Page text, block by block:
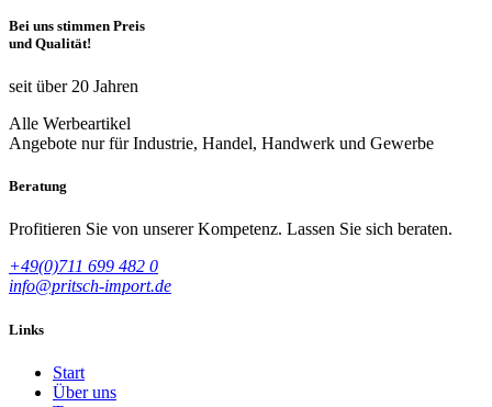
Bei uns stimmen Preis
und Qualität!
seit über 20 Jahren
Alle Werbeartikel
Angebote nur für Industrie, Handel, Handwerk und Gewerbe
Beratung
Profitieren Sie von unserer Kompetenz. Lassen Sie sich beraten.
+49(0)711 699 482 0
info@pritsch-import.de
Links
Start
Über uns